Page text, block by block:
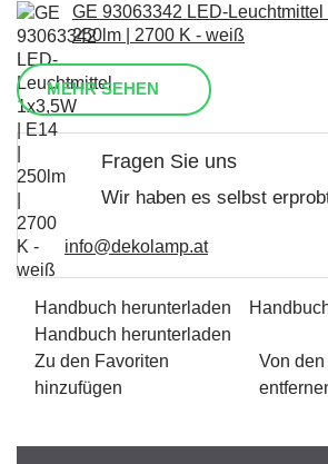
GE 93063342 LED-Leuchtmittel
250lm | 2700 K - weiß
MEHR SEHEN
Fragen Sie uns
Wir haben es selbst
info@dekolamp.at
Handbuch herunterladen
Handbuch herunterladen
Zu den Favoriten
hinzufügen
Von